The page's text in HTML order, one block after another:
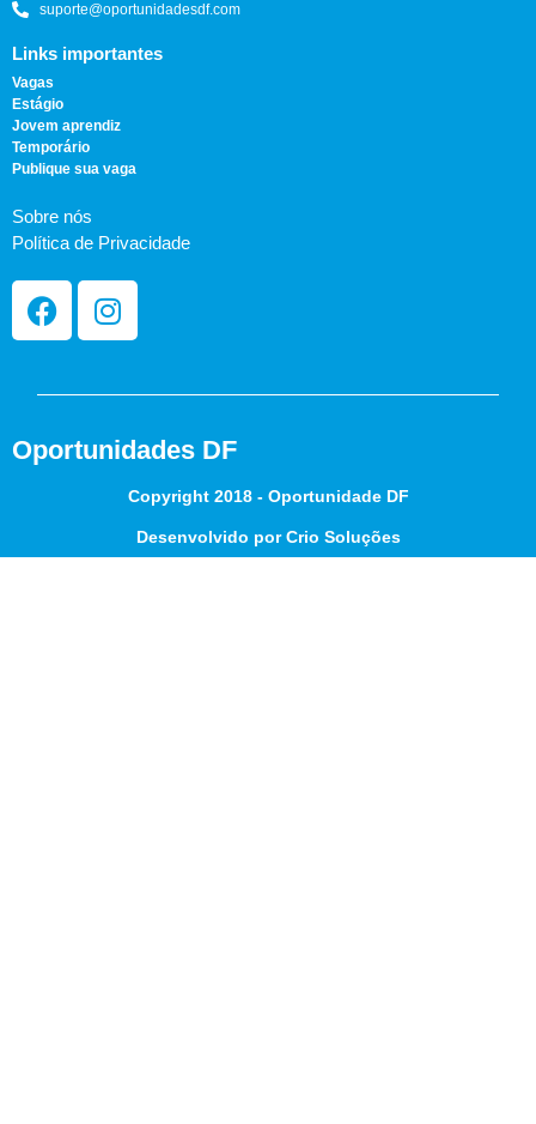
suporte@oportunidadesdf.com
Links importantes
Vagas
Estágio
Jovem aprendiz
Temporário
Publique sua vaga
Sobre nós
Política de Privacidade
Oportunidades DF
Copyright 2018 - Oportunidade DF
Desenvolvido por Crio Soluções